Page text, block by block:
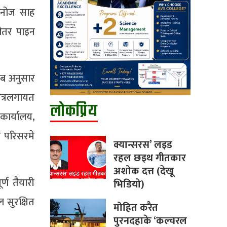
साह
पाइन
अनुसार
तैयारी
लोकप्रिय
क्यान्सरस’ लइड
रहल छइथ गीतकार
अशोक दत्त (देखू
भिडियो)
मोहित करैत
पुरनदहाके ‘कल्चरल